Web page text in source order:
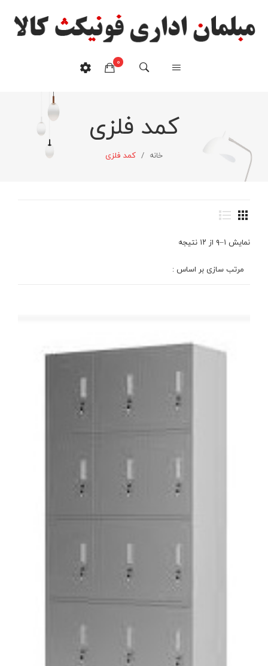
0
هیچ محصولی در سبدخرید نیست.
کمد فلزی
خانه / کمد فلزی
نمایش ۱–۹ از ۱۲ نتیجه
مرتب سازی بر اساس :